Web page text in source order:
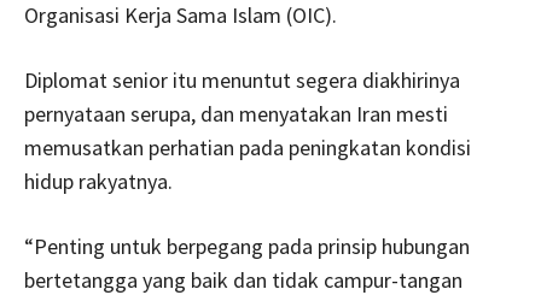
Organisasi Kerja Sama Islam (OIC).
Diplomat senior itu menuntut segera diakhirinya
pernyataan serupa, dan menyatakan Iran mesti
memusatkan perhatian pada peningkatan kondisi
hidup rakyatnya.
“Penting untuk berpegang pada prinsip hubungan
bertetangga yang baik dan tidak campur-tangan